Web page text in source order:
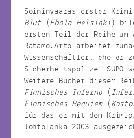
Soininvaaras erster Krimi
Blut (Ebola Helsinki)
ersten Teil der Reihe um
Ratamo.Arto arbeitet
Wissenschaftler, ehe er
Sicherheitspolizei SUPO
Weitere Bücher dieser
Finnisches Inferno(
Finnisches Requiem (
für das er mit dem
Johtolanka 2003